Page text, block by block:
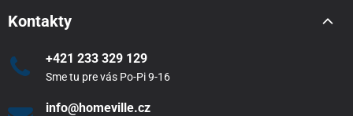
Kontakty
+421 233 329 129
Sme tu pre vás Po-Pi 9-16
info@homeville.cz